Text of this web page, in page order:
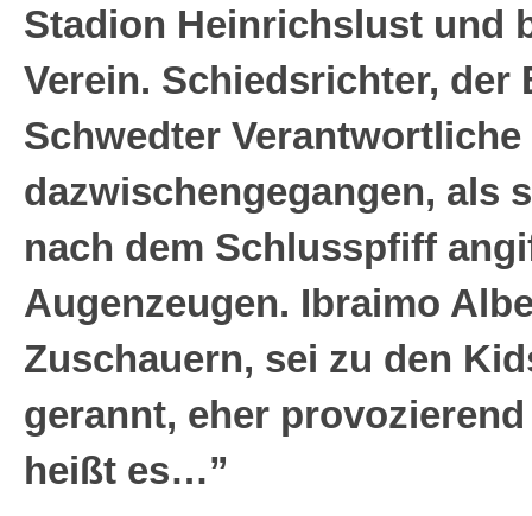
Stadion Heinrichslust und
Verein. Schiedsrichter, der
Schwedter Verantwortliche
dazwischengegangen, als
nach dem Schlusspfiff
Augenzeugen. Ibraimo
Zuschauern, sei zu den
gerannt, eher
heißt es…”